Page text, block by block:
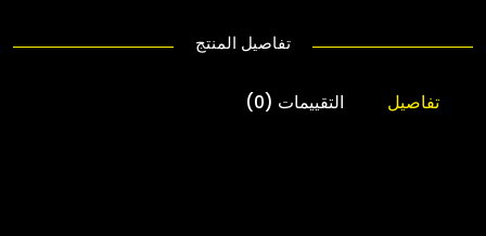
تفاصيل المنتج
تفاصيل التقييمات (0)